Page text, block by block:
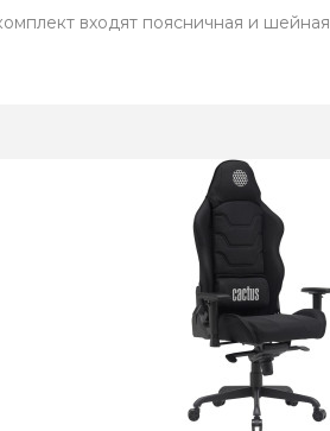
входят поясничная и шейная